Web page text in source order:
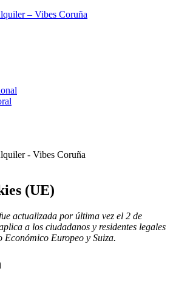
(UE)
actualizada por última vez el 2 de
a los ciudadanos y residentes legales
Económico Europeo y Suiza.